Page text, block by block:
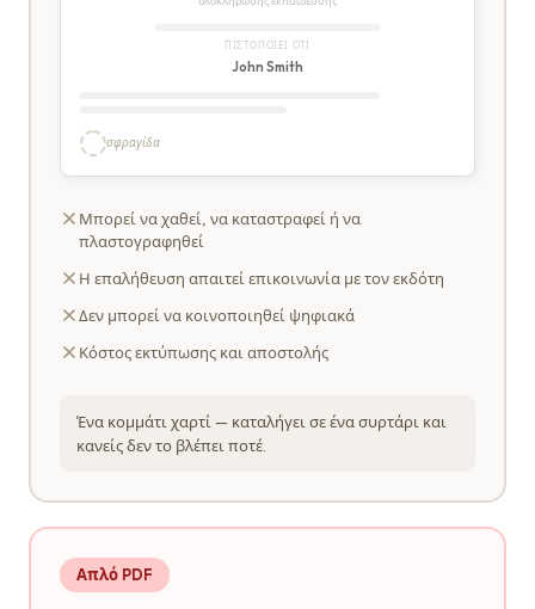
ΠΙΣΤΟΠΟΙΕΊ ΌΤΙ
John Smith
σφραγίδα
Μπορεί να χαθεί, να καταστραφεί ή να
πλαστογραφηθεί
Η επαλήθευση απαιτεί επικοινωνία με τον εκδότη
Δεν μπορεί να κοινοποιηθεί ψηφιακά
Κόστος εκτύπωσης και αποστολής
Ένα κομμάτι χαρτί — καταλήγει σε ένα συρτάρι και
κανείς δεν το βλέπει ποτέ.
Απλό PDF